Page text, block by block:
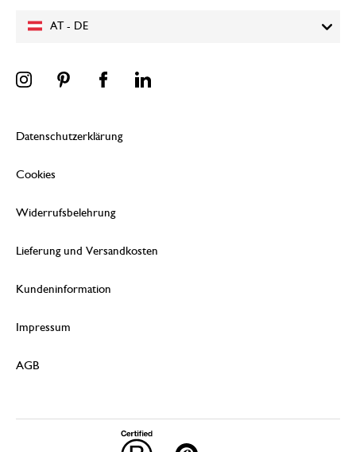
AT - DE
Datenschutzerklärung
Cookies
Widerrufsbelehrung
Lieferung und Versandkosten
Kundeninformation
Impressum
AGB